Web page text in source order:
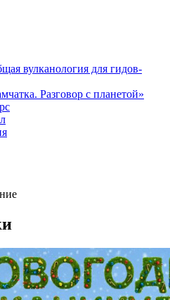
вулканология для гидов-
Разговор с планетой»